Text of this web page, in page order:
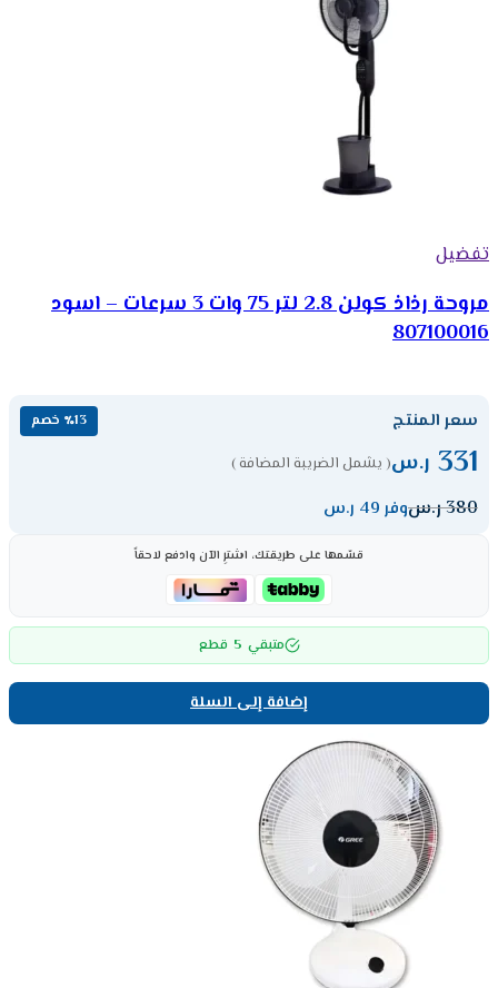
تفضيل
مروحة رذاذ كولن 2.8 لتر 75 وات 3 سرعات – اسود
807100016
سعر المنتج ٪13 خصم
331 ر.س( يشمل الضريبة المضافة )
380ر.سوفر 49 ر.س
قسّمها على طريقتك، اشترِ الآن وادفع لاحقاً
متبقي 5 قطع
إضافة إلى السلة